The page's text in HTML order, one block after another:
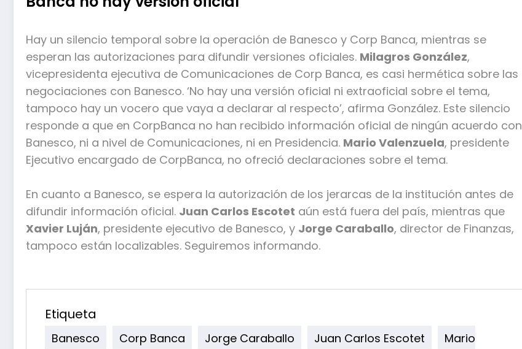
Hay un silencio temporal sobre la operación de Banesco y Corp Banca, mientras se
esperan las autorizaciones para difundir versiones oficiales. Milagros González,
vicepresidenta ejecutiva de Comunicaciones de Corp Banca, es casi hermética sobre las
negociaciones con Banesco. ‘No hay una versión oficial ni extraoficial sobre el tema,
tampoco hay un vocero que vaya a declarar al respecto’, afirma González. Este silencio
responde a que en CorpBanca no han recibido información oficial de ningún acuerdo con
Banesco, ni a nivel de Comunicaciones, ni en Presidencia. Mario Valenzuela, presidente
Ejecutivo encargado de CorpBanca, no ofreció declaraciones sobre el tema.
En cuanto a Banesco, se espera la autorización de los jerarcas de la institución antes de
difundir información oficial. Juan Carlos Escotet aún está fuera del país, mientras que
Xavier Luján, presidente ejecutivo de Banesco, y Jorge Caraballo, director de Finanzas,
tampoco están localizables. Seguiremos informando.
Etiqueta
Banesco Corp Banca Jorge Caraballo Juan Carlos Escotet
Mario